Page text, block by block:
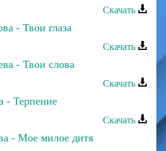
Скачать
- Твои глаза
Скачать
- Твои слова
Скачать
- Терпение
Скачать
- Мое милое дитя